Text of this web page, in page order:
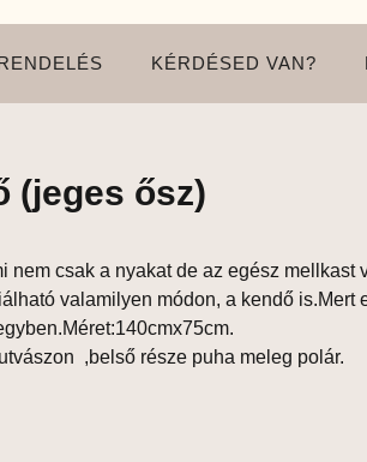
KÉRDÉSED VAN?
(jeges ősz)
nem csak a nyakat de az egész mellkast
valamilyen módon, a kendő is.Mert
,belső része puha meleg polár.